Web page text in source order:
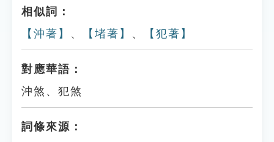
相似詞：
【沖著】 、 【堵著】 、 【犯著】
對應華語：
沖煞、犯煞
詞條來源：